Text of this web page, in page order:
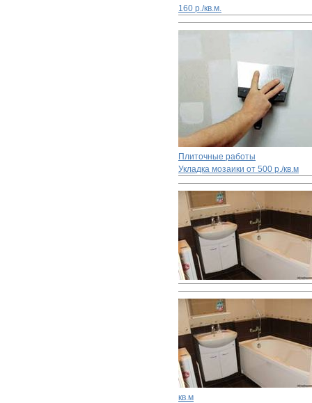
160 р./кв.м.
Плиточные работы
Укладка мозаики от 500 р./кв.м
кв.м